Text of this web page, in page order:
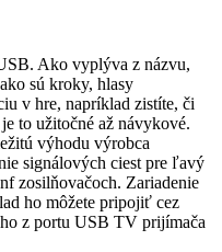
Ako vyplýva z názvu,
sú kroky, hlasy
v hre, napríklad zistíte, či
to užitočné až návykové.
výhodu výrobca
signálových ciest pre ľavý
zosilňovačoch. Zariadenie
ho môžete pripojiť cez
z portu USB TV prijímača